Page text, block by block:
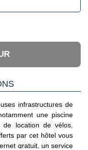
infrastructures de
une piscine
location de vélos.
par cet hôtel vous
gratuit, un service